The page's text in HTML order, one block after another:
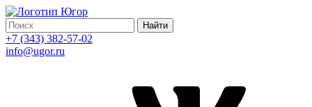
Найти
+7 (343) 382-57-02
info@ugor.ru